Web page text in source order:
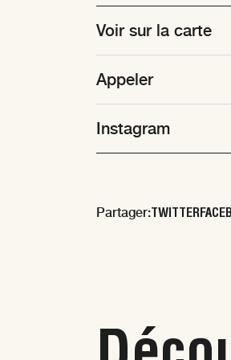
Voir sur la carte
Appeler
Instagram
Partager:TWITTER